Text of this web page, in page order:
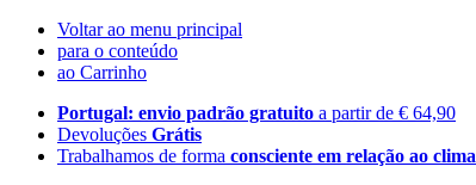
Voltar ao menu principal
para o conteúdo
ao Carrinho
Portugal: envio padrão gratuito a partir de € 64,90
Devoluções Grátis
Trabalhamos de forma consciente em relação ao clima